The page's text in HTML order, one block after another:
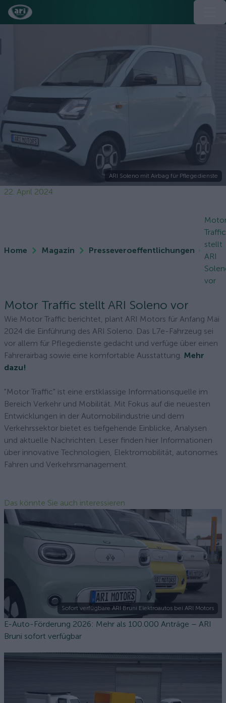
ARI Soleno mit Airbag für Pflegedienste
22. April 2024
Home Magazin Presseveroeffentlichungen
Traffic
stellt
ARI
vor
Motor Traffic stellt ARI Soleno vor
Wie Motor Traffic berichtet, plant ARI Motors für Anfang Mai
2024 die Einführung des ARI Soleno. Das L7e-Fahrzeug sei
vor allem für Pflegedienste gedacht und verfüge über einen
Fahrerairbag sowie eine komfortable Ausstattung. Mehr
dazu!
"Motor Traffic" ist eine erstklassige Informationsquelle im
Bereich Verkehr und Mobilität. Mit Fokus auf die neuesten
Entwicklungen in der Automobilindustrie und dem
Verkehrssektor bietet es tiefgehende Einblicke, Analysen
und aktuelle Nachrichten. Leser finden hier Informationen
über innovative Technologien, Elektromobilität, autonomes
Fahren und Verkehrsmanagement.
Das könnte Sie auch interessieren
Sofort verfügbare ARI Bruni Elektroautos bei ARI Motors
E-Auto-Förderung 2026: Mehr als 100.000 Anträge – ARI
Bruni sofort verfügbar